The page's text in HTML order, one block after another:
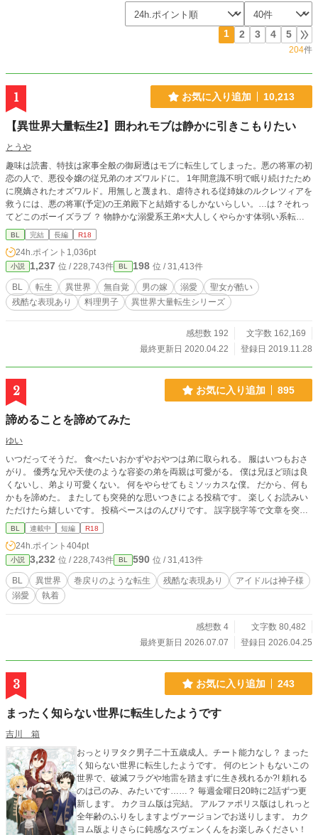
1 2 3 4 5
204件
1 お気に入り追加 10,213
【異世界大量転生2】囲われモブは静かに引きこもりたい
とうや
趣味は読書、特技は家事全般の御厨透はモブに転生してしまった。悪の将軍の初
恋の人で、悪役令嬢の従兄弟のオズワルドに。 1年間意識不明で眠り続けたため
に廃嫡されたオズワルド。用無しと蔑まれ、虐待される従姉妹のルクレツィアを
救うには、悪の将軍(予定)の王弟殿下と結婚するしかないらしい。…は？それっ
てどこのボーイズラブ ？ 物静かな溺愛系王弟×大人しくやらかす体弱い系転生
者。基本淡々とした話ですが、仄暗かったり、残酷な表現もあります。たまに料
理回があります。 R-18はタイトルに※印が付いてます。読み飛ばしても話は繋
がります。でもエロあんまりないです。1話が超短いです。
BL 完結 長編 R18
24h.ポイント 1,036pt
小説 1,237 位 / 228,743件 BL 198 位 / 31,413件
BL 転生 異世界 無自覚 男の嫁 溺愛
聖女が酷い
残酷な表現あり
料理男子 異世界大量転生シリーズ
感想数 192
文字数 162,169
最終更新日 2020.04.22
登録日 2019.11.28
2 お気に入り追加 895
諦めることを諦めてみた
ゆい
いつだってそうだ。 食べたいおかずやおやつは弟に取られる。 服はいつもおさ
がり。 優秀な兄や天使のような容姿の弟を両親は可愛がる。 僕は兄ほど頭は良
くないし、弟より可愛くない。 何をやらせてもミソッカスな僕。 だから、何も
かもを諦めた。 またしても突発的な思いつきによる投稿です。 楽しくお読みい
ただけたら嬉しいです。 投稿ペースはのんびりです。 誤字脱字等で文章を突然
改稿するかもです。誤字脱字のご報告をいただけるとありがたいです。
BL 連載中 短編 R18
24h.ポイント 404pt
小説 3,232 位 / 228,743件 BL 590 位 / 31,413件
BL 異世界 巻戻りのような転生 残酷な表現あり
アイドルは神子様
溺愛
執着
感想数 4
文字数 80,482
最終更新日 2026.07.07
登録日 2026.04.25
3 お気に入り追加 243
まったく知らない世界に転生したようです
吉川 箱
おっとりヲタク男子二十五歳成人。チート能力なし？ まった
く知らない世界に転生したようです。 何のヒントもないこの
世界で、破滅フラグや地雷を踏まずに生き残れるか?! 頼れる
のは己のみ、みたいです……？ 毎週金曜日20時に2話ずつ更
新します。 カクヨム版は完結。 アルファポリス版はしれっと
全年齢のふりをしますよヴァージョンでお送りします。 カク
ヨム版よりさらに鈍感なスヴェンくんをお楽しみください！